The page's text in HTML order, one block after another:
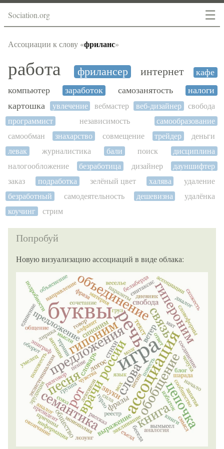
☰
Sociation.org
Ассоциации к слову «фриланс»
работа фрилансер интернет
кафе
компьютер
заработок самозанятость
налоги
картошка
увлечение вебмастер веб-дизайнер
свобода
программист
независимость
самообразование
самообман
знахарство совмещение трейдер
деньги
левак
журналистика бали поиск
дисциплина
налогообложение
безработица дизайнер
дауншифтер
заказ
подработка зелёный цвет халява
удаление
безработный
самодеятельность дешевизна
удалёнка
коучинг
стрим
Попробуй
Новую визуализацию ассоциаций в виде облака: